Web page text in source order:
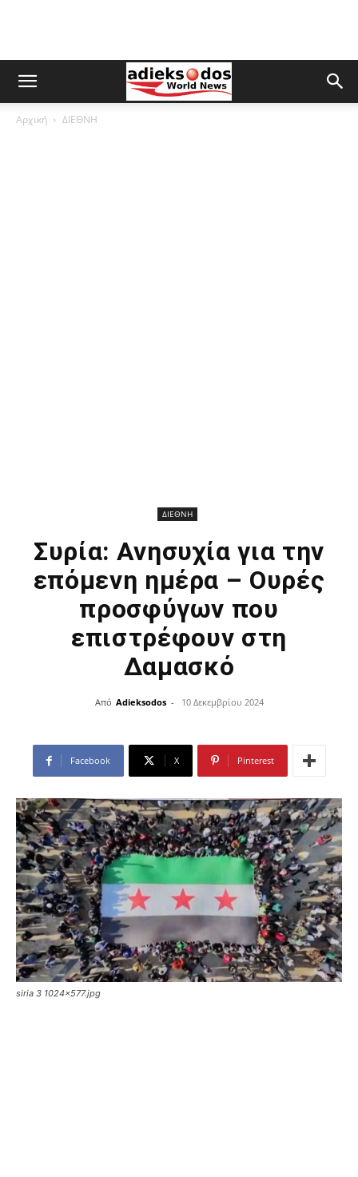
Αρχική ΔΙΕΘΝΗ
ΔΙΕΘΝΗ
Συρία: Ανησυχία για την
επόμενη ημέρα – Ουρές
προσφύγων που
επιστρέφουν στη
Δαμασκό
Από Adieksodos - 10 Δεκεμβρίου 2024
Facebook X Pinterest
siria 3 1024x577.jpg